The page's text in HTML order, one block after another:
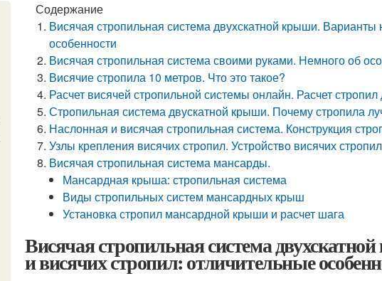
Содержание
Висячая стропильная система двухскатной крыши.
особенности
Висячая стропильная система своими руками. Немного об
Висячие стропила 10 метров. Что это такое?
Расчет висячей стропильной системы онлайн. Расчет
Стропильная система двускатной крыши. Почему стропила
Наслонная и висячая стропильная система. Конструкция
Узлы крепления висячих стропил. Устройство висячих стропил
Висячая стропильная система мансарды.
Мансардная крыша: стропильная система
Виды стропильных систем мансардных крыш
Установка стропил мансардной крыши и расчет шага
Висячая стропильная система
и висячих стропил: отличительные